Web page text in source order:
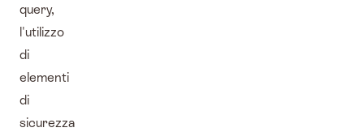
query,
l'utilizzo
di
elementi
di
sicurezza